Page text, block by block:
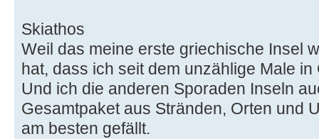
Skiathos
Weil das meine erste griechische Insel
hat, dass ich seit dem unzählige Male
Und ich die anderen Sporaden Inseln
Gesamtpaket aus Stränden, Orten und
am besten gefällt.